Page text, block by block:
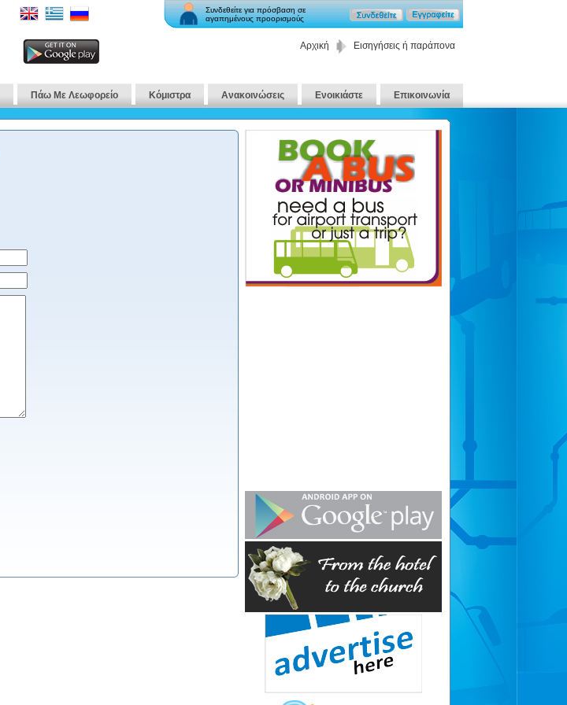
Συνδεθείτε για πρόσβαση σε
αγαπημένους προορισμούς
Αρχική Εισηγήσεις ή παράπονα
Πάω Με Λεωφορείο Κόμιστρα Ανακοινώσεις Ενοικιάστε Επικοινωνία